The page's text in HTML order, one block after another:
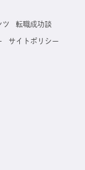
す。
ツ 転職成功談
サイトポリシー